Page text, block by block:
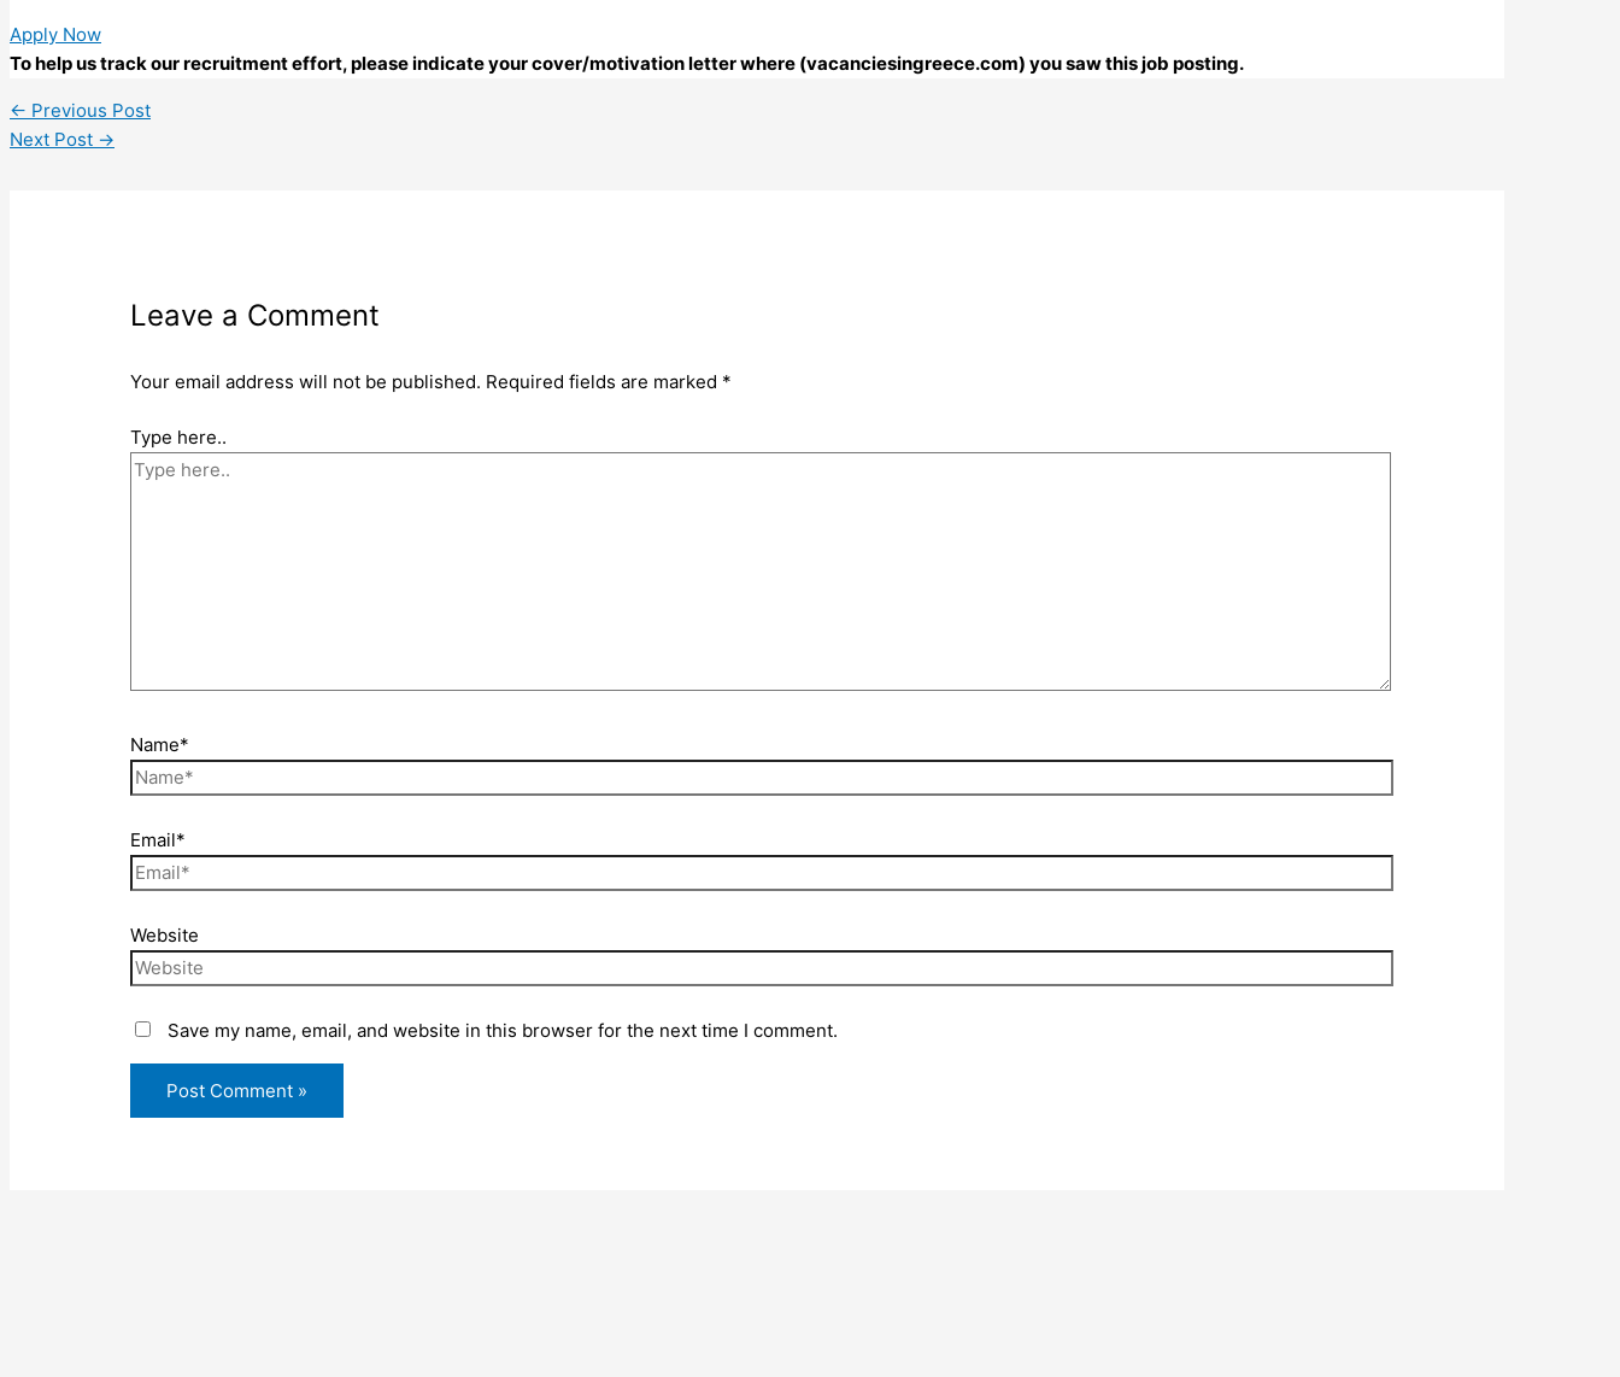
Apply Now
To help us track our recruitment effort, please indicate your cover/motivation letter where (vacanciesingreece.com) you saw this job posting.
← Previous Post
Next Post →
Leave a Comment
Your email address will not be published. Required fields are marked *
Type here..
Name*
Email*
Website
Save my name, email, and website in this browser for the next time I comment.